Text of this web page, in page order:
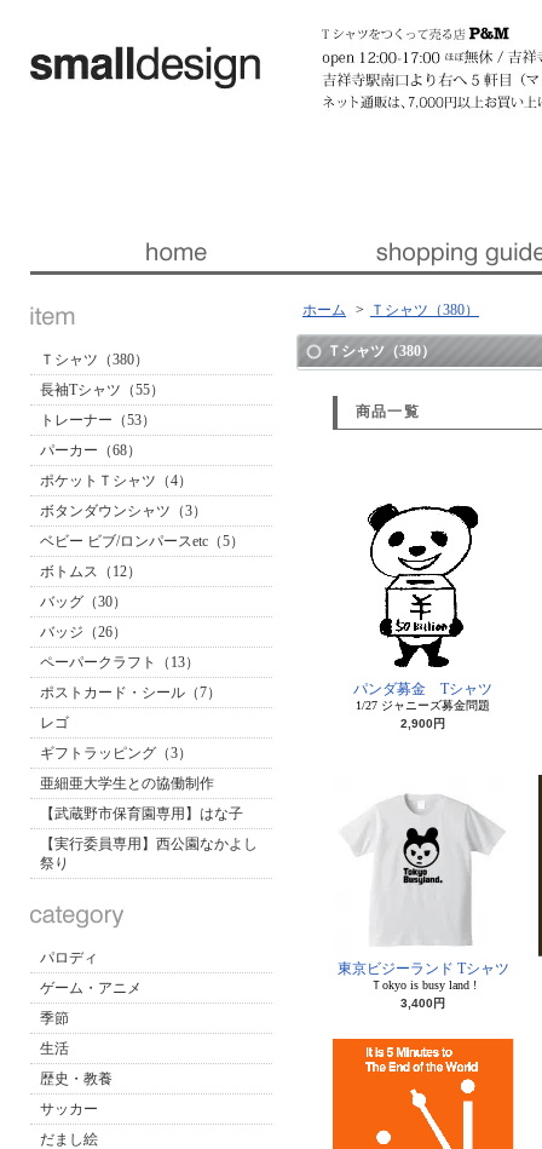
Ｔシャツ（380）
長袖Tシャツ（55）
トレーナー（53）
パーカー（68）
ポケットＴシャツ（4）
ボタンダウンシャツ（3）
ベビー ビブ/ロンパースetc（5）
ボトムス（12）
バッグ（30）
バッジ（26）
ペーパークラフト（13）
ポストカード・シール（7）
レゴ
ギフトラッピング（3）
亜細亜大学生との協働制作
【武蔵野市保育園専用】はな子
【実行委員専用】西公園なかよし
祭り
パロディ
ゲーム・アニメ
季節
生活
歴史・教養
サッカー
だまし絵
ホーム > Ｔシャツ（380）
Ｔシャツ（380）
商品一覧
パンダ募金 Tシャツ
1/27 ジャニーズ募金問題
2,900円
東京ビジーランド Tシャツ
Ｔokyo is busy land !
3,400円